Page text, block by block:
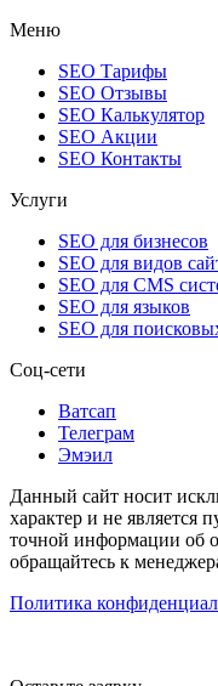
Меню
SEO Тарифы
SEO Отзывы
SEO Калькулятор
SEO Акции
SEO Контакты
Услуги
SEO для бизнесов
SEO для видов
SEO для CMS
SEO для языков
SEO для
Соц-сети
Ватсап
Телеграм
Эмэил
Данный сайт носит
характер и не является
точной информации об
обращайтесь к
Политика